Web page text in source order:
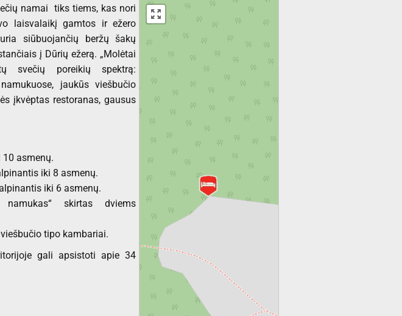
namai tiks tiems, kas nori
laisvalaikį gamtos ir ežero
siūbuojančių beržų šakų
į Dūrių ežerą. „Molėtai
svečių poreikių spektrą:
jaukūs viešbučio
įkvėptas restoranas, gausus
10 asmenų.
iki 8 asmenų.
iki 6 asmenų.
namukas“ skirtas dviems
tipo kambariai.
gali apsistoti apie 34